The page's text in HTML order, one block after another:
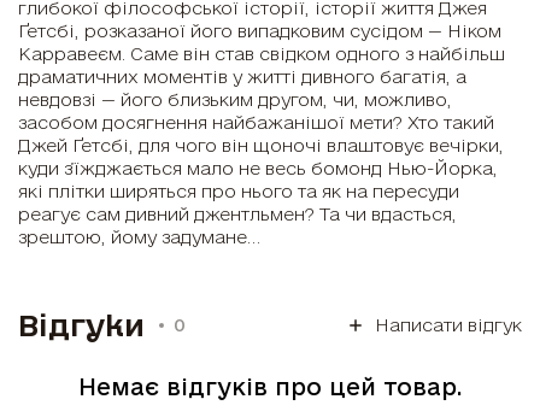
глибокої філософської історії, історії життя Джея
Ґетсбі, розказаної його випадковим сусідом — Ніком
Карравеєм. Саме він став свідком одного з найбільш
драматичних моментів у житті дивного багатія, а
невдовзі — його близьким другом, чи, можливо,
засобом досягнення найбажанішої мети? Хто такий
Джей Ґетсбі, для чого він щоночі влаштовує вечірки,
куди з’їжджається мало не весь бомонд Нью-Йорка,
які плітки ширяться про нього та як на пересуди
реагує сам дивний джентльмен? Та чи вдасться,
зрештою, йому задумане…
Відгуки 0 Написати відгук
Немає відгуків про цей товар.